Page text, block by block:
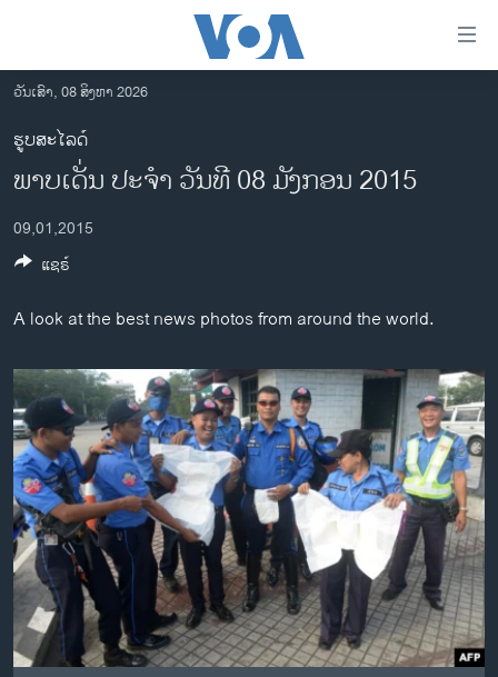
ເຂົ້າ
ຫາ
ຂ້າມ
ຂ້າມ
ໄປ
ຫາ
ຄົ້ນ
ລາວ
ອາເມຣິກາ
ການເລືອກຕັ້ງ ປະທານາທີບໍດີ ສະຫະລັດ 2024
ຂ່າວ​ຈີນ
ໂລກ
ອິດສະຫຼະພາບດ້ານການຂ່າວ
ຊີວິດຊາວລາວ
ຊຸມຊົນຊາວລາວ
ວິທະຍາສາດ-ເທັກໂນໂລຈີ
ທຸລະກິດ
ພາສາອັງກິດ
ວີດີໂອ
ວັນເສົາ, 08 ສິງຫາ 2026
ຮູບສະໄລດ໌
ພ​າບ​ເດັ່ນ ປະ​ຈຳ ວັນ​ທີ 08 ມັງ​ກອນ 2015
09,01,2015
A look at the best news photos from around the world.
ແຊຣ໌